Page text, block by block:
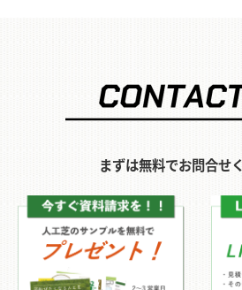
まずは無料でお問合せ